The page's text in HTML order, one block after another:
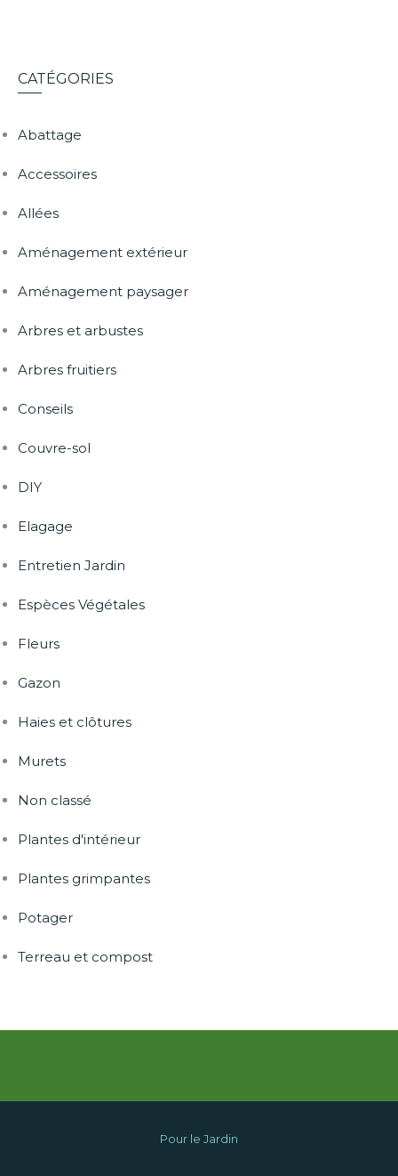
CATÉGORIES
Abattage
Accessoires
Allées
Aménagement extérieur
Aménagement paysager
Arbres et arbustes
Arbres fruitiers
Conseils
Couvre-sol
DIY
Elagage
Entretien Jardin
Espèces Végétales
Fleurs
Gazon
Haies et clôtures
Murets
Non classé
Plantes d'intérieur
Plantes grimpantes
Potager
Terreau et compost
Pour le Jardin